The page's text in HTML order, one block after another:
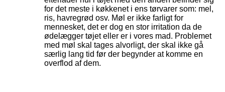
for det meste i køkkenet i ens tørvarer som: mel,
ris, havregrød osv. Møl er ikke farligt for
mennesket, det er dog en stor irritation da de
ødelægger tøjet eller er i vores mad. Problemet
med møl skal tages alvorligt, der skal ikke gå
særlig lang tid før der begynder at komme en
overflod af dem.